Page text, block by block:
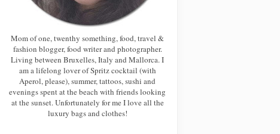
Mom of one, twenthy something, food, travel &
fashion blogger, food writer and photographer.
Living between Bruxelles, Italy and Mallorca. I
am a lifelong lover of Spritz cocktail (with
Aperol, please), summer, tattoos, sushi and
evenings spent at the beach with friends looking
at the sunset. Unfortunately for me I love all the
luxury bags and clothes!